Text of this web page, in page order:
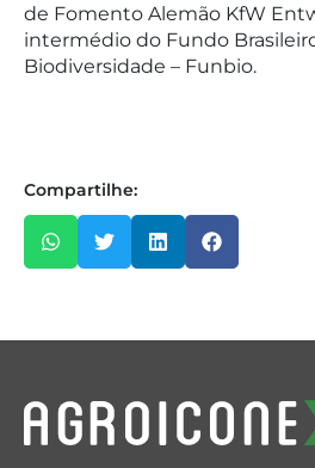
de Fomento Alemão KfW
intermédio do Fundo
Biodiversidade – Funbio.
Compartilhe: